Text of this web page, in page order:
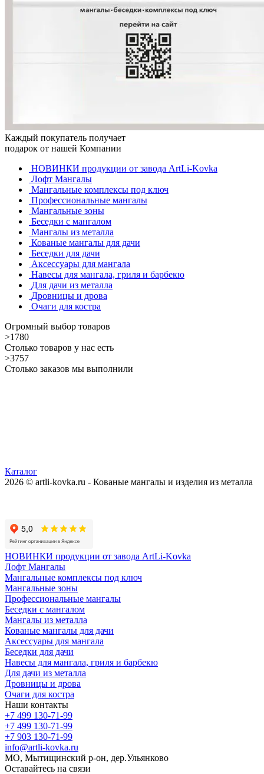
Каждый покупатель получает
подарок от нашей Компании
НОВИНКИ продукции от завода ArtLi-Kovka
Лофт Мангалы
Мангальные комплексы под ключ
Профессиональные мангалы
Мангальные зоны
Беседки с мангалом
Мангалы из металла
Кованые мангалы для дачи
Беседки для дачи
Аксессуары для мангала
Навесы для мангала, гриля и барбекю
Для дачи из металла
Дровницы и дрова
Очаги для костра
Огромный выбор товаров
>1780
Столько товаров у нас есть
>3757
Столько заказов мы выполнили
Каталог
2026 © artli-kovka.ru - Кованые мангалы и изделия из металла
НОВИНКИ продукции от завода ArtLi-Kovka
Лофт Мангалы
Мангальные комплексы под ключ
Мангальные зоны
Профессиональные мангалы
Беседки с мангалом
Мангалы из металла
Кованые мангалы для дачи
Аксессуары для мангала
Беседки для дачи
Навесы для мангала, гриля и барбекю
Для дачи из металла
Дровницы и дрова
Очаги для костра
Наши контакты
+7 499 130-71-99
+7 499 130-71-99
+7 903 130-71-99
info@artli-kovka.ru
МО, Мытищинский р-он, дер.Ульянково
Оставайтесь на связи